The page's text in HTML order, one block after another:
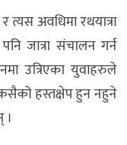
अवधिमा रथयात्रा
जात्रा संचालन गर्न
उत्रिएका युवाहरुले
कसैको हस्तक्षेप हुन नहुने